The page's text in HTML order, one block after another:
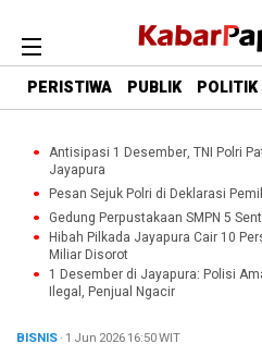
PERISTIWA PUBLIK POLITIK
Antisipasi 1 Desember, TNI Polri
Jayapura
Pesan Sejuk Polri di Deklarasi
Gedung Perpustakaan SMPN 5
Hibah Pilkada Jayapura Cair 10
Miliar Disorot
1 Desember di Jayapura: Polisi
Ilegal, Penjual Ngacir
BISNIS· 1 Jun 202616:50WIT